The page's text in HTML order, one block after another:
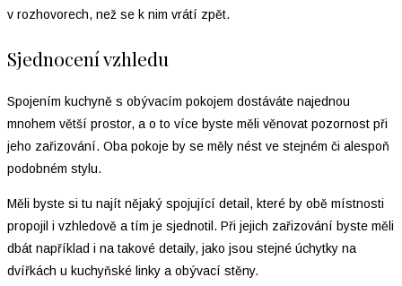
v rozhovorech, než se k nim vrátí zpět.
Sjednocení vzhledu
Spojením kuchyně s obývacím pokojem dostáváte najednou
mnohem větší prostor, a o to více byste měli věnovat pozornost při
jeho zařizování. Oba pokoje by se měly nést ve stejném či alespoň
podobném stylu.
Měli byste si tu najít nějaký spojující detail, které by obě místnosti
propojil i vzhledově a tím je sjednotil. Při jejich zařizování byste měli
dbát například i na takové detaily, jako jsou stejné úchytky na
dvířkách u kuchyňské linky a obývací stěny.